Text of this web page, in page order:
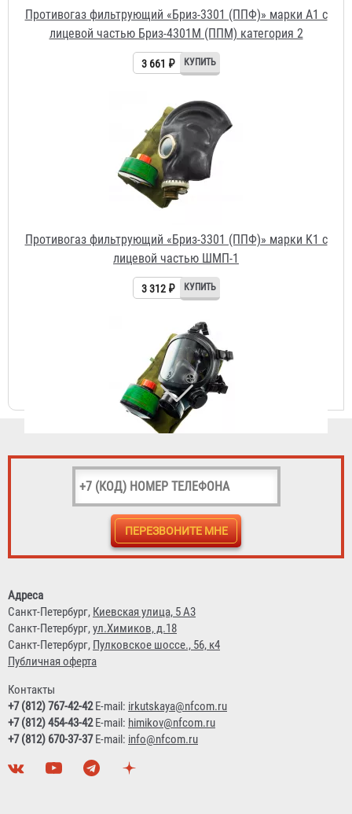
лицевой частью ШМП-1
3 312 ₽
лицевой частью Бриз-4301М (ППМ) категория 2
3 841 ₽
Противогаз фильтрующий «Бриз-3301(ППФ)» марки
A1B1E1 с лицевой частью ШМП-1
Адреса
Санкт-Петербург, Киевская улица, 5 А3
Санкт-Петербург,ул.Химиков, д.18
Санкт-Петербург, Пулковское шоссе., 56, к4
Публичная оферта
Контакты
+7 (812) 767-42-42E-mail: irkutskaya@nfcom.ru
+7 (812) 454-43-42E-mail: himikov@nfcom.ru
+7 (812) 670-37-37E-mail: info@nfcom.ru